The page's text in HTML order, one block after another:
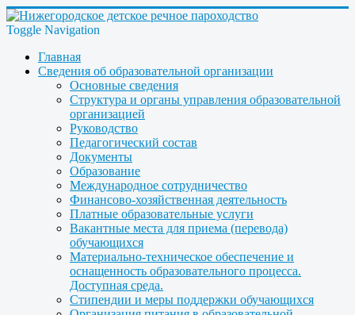
Toggle Navigation
Главная
Сведения об образовательной организации
Основные сведения
Структура и органы управления образовательной
организацией
Руководство
Педагогический состав
Документы
Образование
Международное сотрудничество
Финансово-хозяйственная деятельность
Платные образовательные услуги
Вакантные места для приема (перевода)
обучающихся
Материально-техническое обеспечение и
оснащенность образовательного процесса.
Доступная среда.
Стипендии и меры поддержки обучающихся